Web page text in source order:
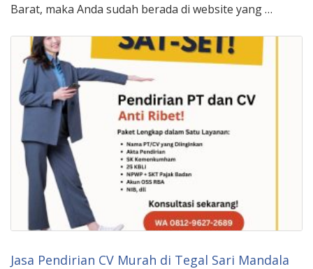
Barat, maka Anda sudah berada di website yang …
Jasa Pendirian CV Murah di Tegal Sari Mandala